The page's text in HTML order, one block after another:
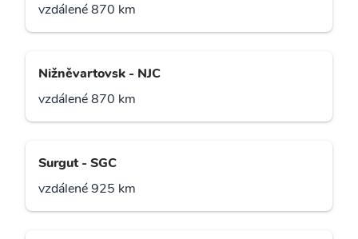
vzdálené 870 km
Nižněvartovsk - NJC
vzdálené 870 km
Surgut - SGC
vzdálené 925 km